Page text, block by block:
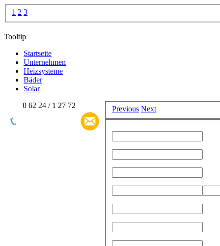
1 2 3
Tooltip
Startseite
Unternehmen
Heizsysteme
Bäder
Solar
0 62 24 / 1 27 72
Previous Next